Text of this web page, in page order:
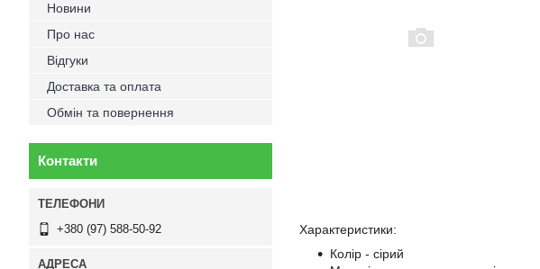
Характеристики:
Колір - сірий
Новини
Про нас
Відгуки
Доставка та оплата
Обмін та повернення
Контакти
+380 (97) 588-50-92